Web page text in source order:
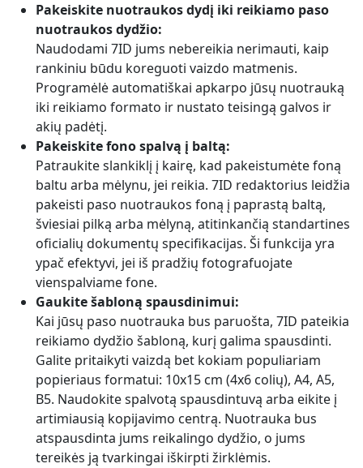
Pakeiskite nuotraukos dydį iki reikiamo paso
nuotraukos dydžio:
Naudodami 7ID jums nebereikia nerimauti, kaip
rankiniu būdu koreguoti vaizdo matmenis.
Programėlė automatiškai apkarpo jūsų nuotrauką
iki reikiamo formato ir nustato teisingą galvos ir
akių padėtį.
Pakeiskite fono spalvą į baltą:
Patraukite slankiklį į kairę, kad pakeistumėte foną
baltu arba mėlynu, jei reikia. 7ID redaktorius leidžia
pakeisti paso nuotraukos foną į paprastą baltą,
šviesiai pilką arba mėlyną, atitinkančią standartines
oficialių dokumentų specifikacijas. Ši funkcija yra
ypač efektyvi, jei iš pradžių fotografuojate
vienspalviame fone.
Gaukite šabloną spausdinimui:
Kai jūsų paso nuotrauka bus paruošta, 7ID pateikia
reikiamo dydžio šabloną, kurį galima spausdinti.
Galite pritaikyti vaizdą bet kokiam populiariam
popieriaus formatui: 10x15 cm (4x6 colių), A4, A5,
B5. Naudokite spalvotą spausdintuvą arba eikite į
artimiausią kopijavimo centrą. Nuotrauka bus
atspausdinta jums reikalingo dydžio, o jums
tereikės ją tvarkingai iškirpti žirklėmis.